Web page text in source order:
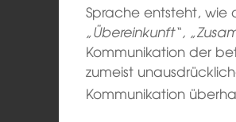
Sprache entsteht, wie
„Übereinkunft“,
Kommunikation der
zumeist
Kommunikation